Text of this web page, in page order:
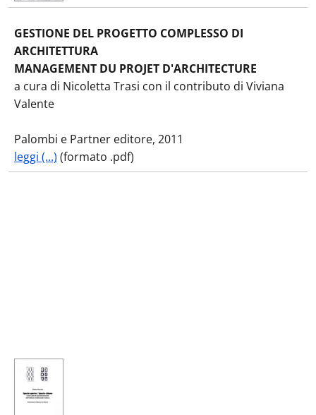
GESTIONE DEL PROGETTO COMPLESSO DI
ARCHITETTURA
MANAGEMENT DU PROJET D'ARCHITECTURE
a cura di Nicoletta Trasi con il contributo di Viviana
Valente
Palombi e Partner editore, 2011
leggi (...) (formato .pdf)